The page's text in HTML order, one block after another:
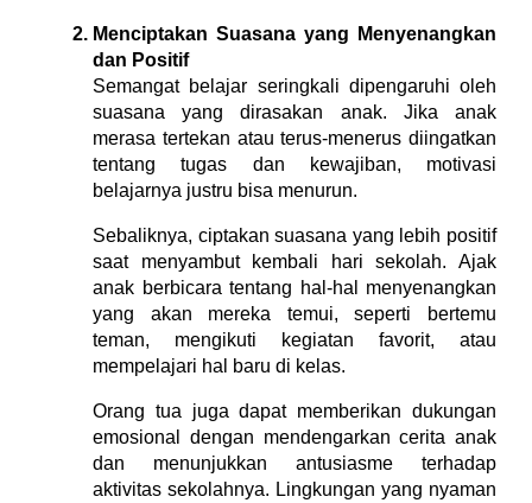
Menciptakan Suasana yang Menyenangkan
dan Positif
Semangat belajar seringkali dipengaruhi oleh
suasana yang dirasakan anak. Jika anak
merasa tertekan atau terus-menerus diingatkan
tentang tugas dan kewajiban, motivasi
belajarnya justru bisa menurun.
Sebaliknya, ciptakan suasana yang lebih positif
saat menyambut kembali hari sekolah. Ajak
anak berbicara tentang hal-hal menyenangkan
yang akan mereka temui, seperti bertemu
teman, mengikuti kegiatan favorit, atau
mempelajari hal baru di kelas.
Orang tua juga dapat memberikan dukungan
emosional dengan mendengarkan cerita anak
dan menunjukkan antusiasme terhadap
aktivitas sekolahnya. Lingkungan yang nyaman